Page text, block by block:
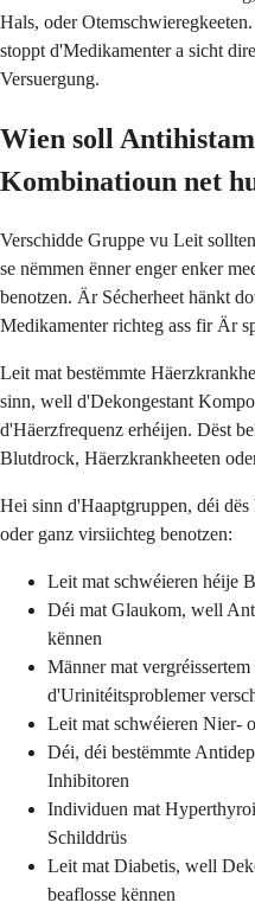
Hals, oder
stoppt d'Medikamenter a sicht
Versuergung.
Wien soll
Kombinatioun net
Verschidde Gruppe vu Leit
se nëmmen ënner enger enker
benotzen. Är Sécherheet hänkt
Medikamenter richteg ass fir Är
Leit mat bestëmmte
sinn, well d'Dekongestant
d'Häerzfrequenz erhéijen. Dëst
Blutdrock, Häerzkrankheeten
Hei sinn d'Haaptgruppen, déi
oder ganz virsiichteg benotzen:
Leit mat schwéieren héije
Déi mat Glaukom, well
kënnen
Männer mat
d'Urinitéitsproblemer
Leit mat schwéieren Nier-
Déi, déi bestëmmte
Inhibitoren
Individuen mat
Schilddrüs
Leit mat Diabetis, well
beaflosse kënnen